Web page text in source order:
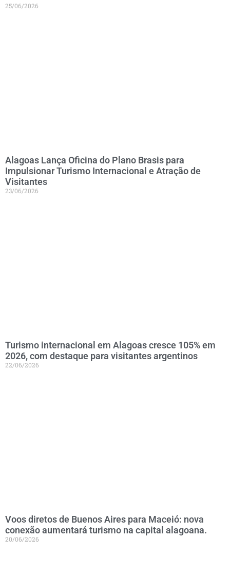
25/06/2026
Alagoas Lança Oficina do Plano Brasis para
Impulsionar Turismo Internacional e Atração de
Visitantes
23/06/2026
Turismo internacional em Alagoas cresce 105% em
2026, com destaque para visitantes argentinos
22/06/2026
Voos diretos de Buenos Aires para Maceió: nova
conexão aumentará turismo na capital alagoana.
20/06/2026